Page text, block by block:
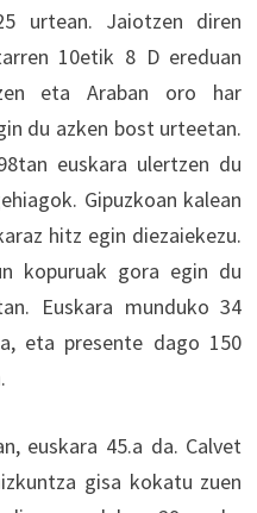
urtean. Jaiotzen diren
10etik 8 D ereduan
eta Araban oro har
du azken bost urteetan.
euskara ulertzen du
Gipuzkoan kalean
hitz egin diezaiekezu.
kopuruak gora egin du
Euskara munduko 34
eta presente dago 150
euskara 45.a da. Calvet
gisa kokatu zuen